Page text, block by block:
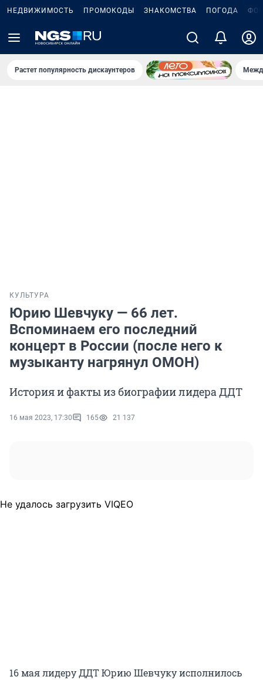
НЕДВИЖИМОСТЬ ПРОМОКОДЫ ЗНАКОМСТВА ПОГОДА
Растет популярность дискаунтеров
КУЛЬТУРА
Юрию Шевчуку — 66 лет.
Вспоминаем его последний
концерт в России (после него к
музыканту нагрянул ОМОН)
История и факты из биографии лидера ДДТ
16 мая 2023, 17:30 165 21 137
Не удалось загрузить VIQEO
16 мая лидеру ДДТ Юрию Шевчуку исполнилось